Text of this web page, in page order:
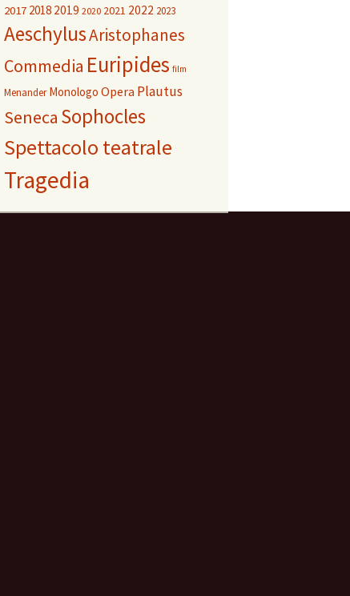
2017 2018 2019 2020 2021 2022 2023
AeschylusAristophanes
Commedia Euripides film
Menander Monologo Opera Plautus
Seneca Sophocles
Spettacolo teatrale
Tragedia